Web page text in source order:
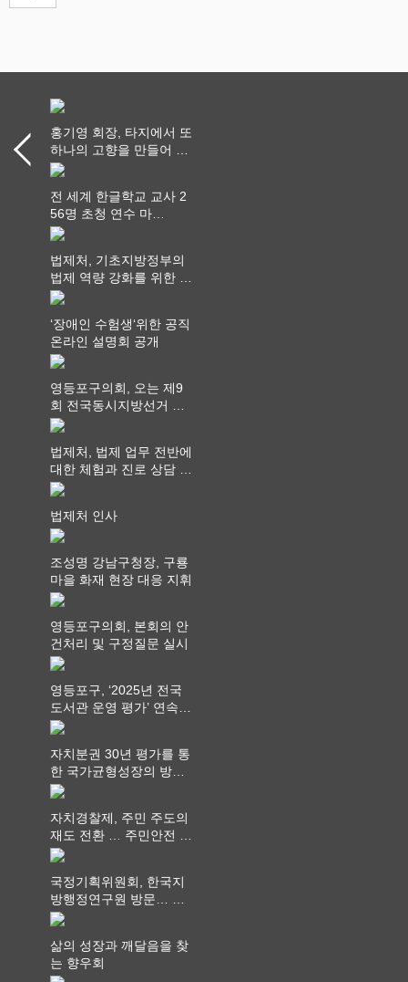
홍기영 회장, 타지에서 또
하나의 고향을 만들어 가
다
전 세계 한글학교 교사 2
56명 초청 연수 마
쳐...“수업은 더 깊게, 교
법제처, 기초지방정부의
법제 역량 강화를 위한 전
라권 현장설명회 개최
‘장애인 수험생‘위한 공직
온라인 설명회 공개
영등포구의회, 오는 제9
회 전국동시지방선거 ‧
"공직사회는 어느 때보다
를 지켜야 할 것"
법제처, 법제 업무 전반에
대한 체험과 진로 상담 기
회 제공
법제처 인사
조성명 강남구청장, 구룡
마을 화재 현장 대응 지휘
영등포구의회, 본회의 안
건처리 및 구정질문 실시
영등포구, ‘2025년 전국
도서관 운영 평가’ 연속
최고 영예 장관상에서 ‘대
자치분권 30년 평가를 통
한 국가균형성장의 방향
과 과제 논의
자치경찰제, 주민 주도의
재도 전환 … 주민안전 치
안서비스가 최우선 되어
국정기획위원회, 한국지
방행정연구원 방문… 국
가균형성장 논의
삶의 성장과 깨달음을 찾
는 향우회